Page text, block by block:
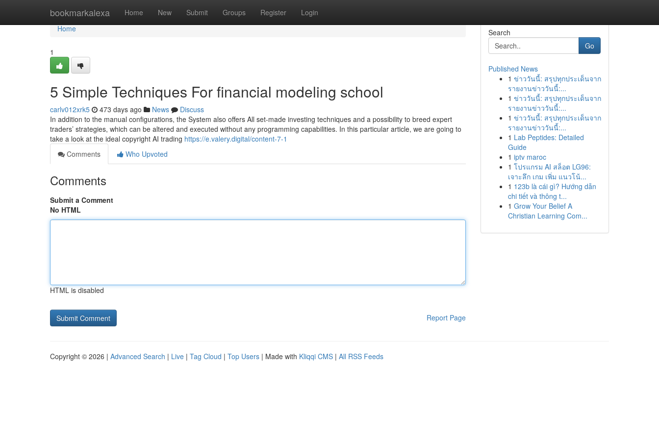
bookmarkalexa Home New Submit Groups Register Login
Home
Home
1
5 Simple Techniques For financial modeling school
carlv012xrk5 473 days ago News
Discuss
In addition to the manual configurations, the System also offers All set-made investing techniques and a possibility to breed expert
traders’ strategies, which can be altered and executed without any programming capabilities. In this particular article, we are going to
take a look at the ideal copyright AI trading https://e.valery.digital/content-7-1
Comments
Who Upvoted
Comments
Submit a Comment
No HTML
HTML is disabled
Report Page
Search
Go
Published News
1 ข่าววันนี้: สรุปทุกประเด็นจาก
รายงานข่าววันนี้:...
1 ข่าววันนี้: สรุปทุกประเด็นจาก
รายงานข่าววันนี้:...
1 ข่าววันนี้: สรุปทุกประเด็นจาก
รายงานข่าววันนี้:...
1 Lab Peptides: Detailed
Guide
1 iptv maroc
1 โปรแกรม AI สล็อต LG96:
เจาะลึก เกม เพิ่ม แนวโน้...
1 123b là cái gì? Hướng dẫn
chi tiết và thông t...
1 Grow Your Belief A
Christian Learning Com...
Copyright © 2026 | Advanced Search | Live | Tag Cloud | Top Users | Made with Kliqqi CMS | All RSS Feeds